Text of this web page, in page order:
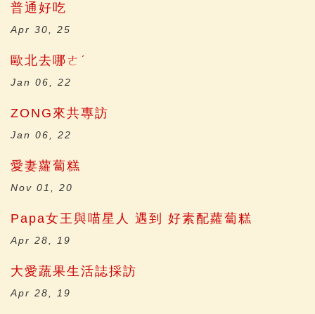
普通好吃
Apr 30, 25
歐北去哪ㄜˊ
Jan 06, 22
ZONG來共專訪
Jan 06, 22
愛妻蘿蔔糕
Nov 01, 20
Papa女王與喵星人 遇到 好素配蘿蔔糕
Apr 28, 19
大愛蔬果生活誌採訪
Apr 28, 19